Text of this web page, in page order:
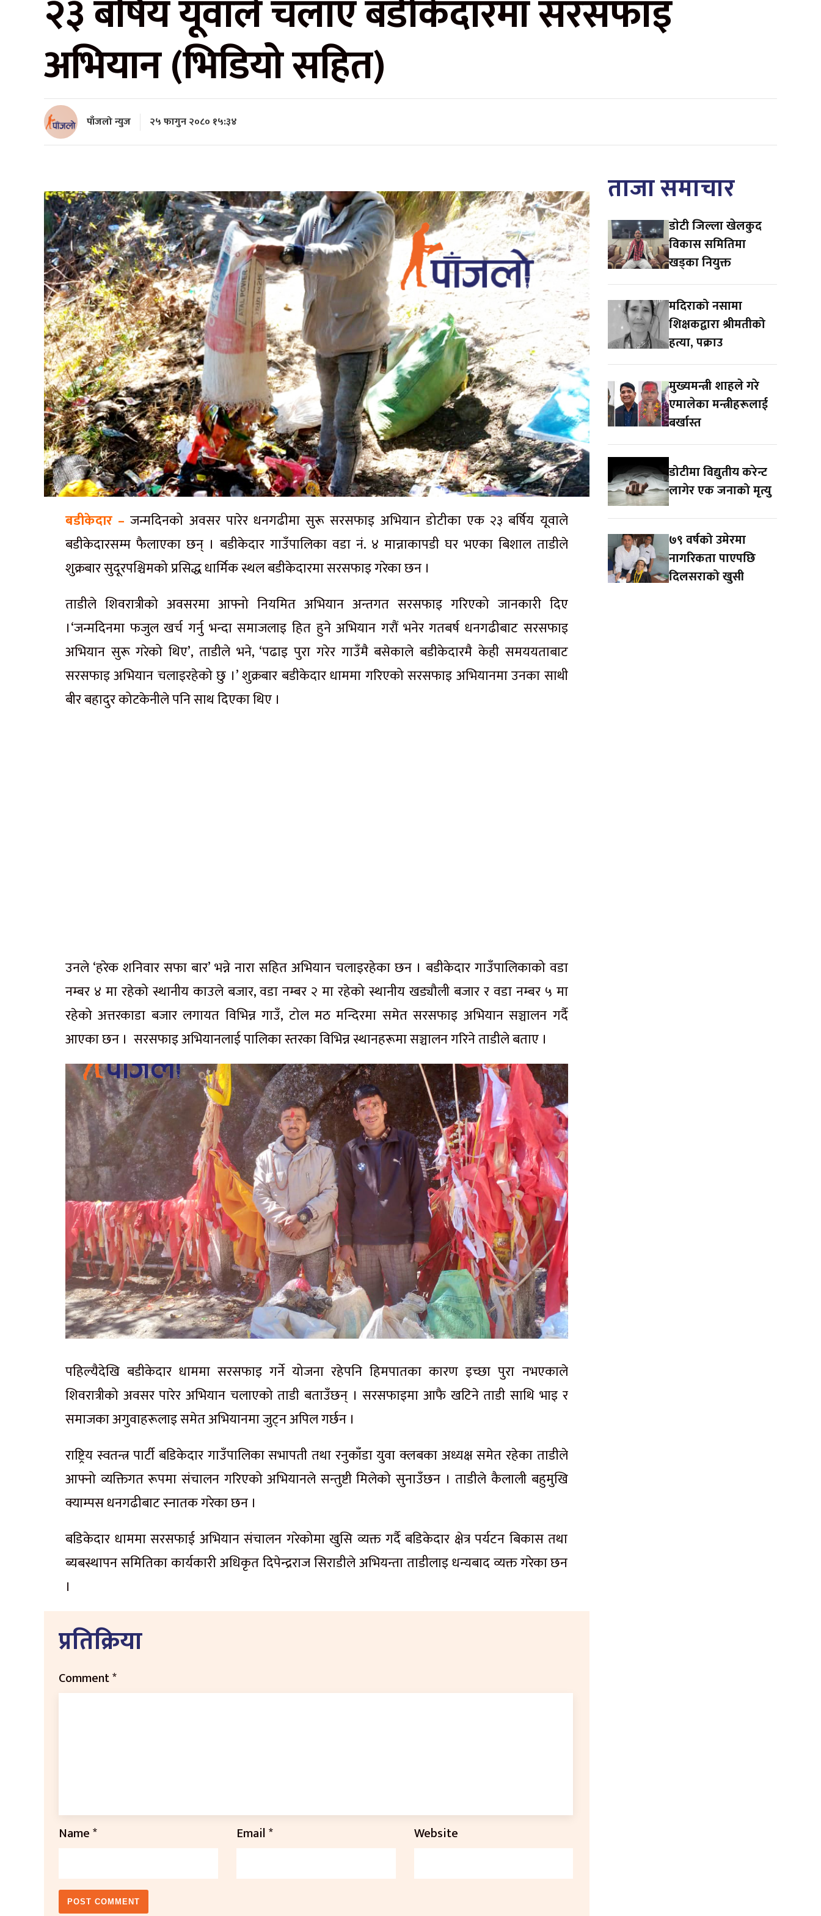
२३ बर्षिय यूवाले चलाए बडीकेदारमा सरसफाइ
अभियान (भिडियो सहित)
पाँजलो न्युज २५ फागुन २०८० १५:३४
बडीकेदार –जन्मदिनको अवसर पारेर धनगढीमा सुरू सरसफाइ अभियान डोटीका एक २३ बर्षिय यूवाले
बडीकेदारसम्म फैलाएका छन् । बडीकेदार गाउँपालिका वडा नं. ४ मान्नाकापडी घर भएका बिशाल ताडीले
शुक्रबार सुदूरपश्चिमको प्रसिद्ध धार्मिक स्थल बडीकेदारमा सरसफाइ गरेका छन ।
ताडीले शिवरात्रीको अवसरमा आफ्नो नियमित अभियान अन्तगत सरसफाइ गरिएको जानकारी दिए
।‘जन्मदिनमा फजुल खर्च गर्नु भन्दा समाजलाइ हित हुने अभियान गरौं भनेर गतबर्ष धनगढीबाट सरसफाइ
अभियान सुरू गरेको थिए’, ताडीले भने, ‘पढाइ पुरा गरेर गाउँमै बसेकाले बडीकेदारमै केही समययताबाट
सरसफाइ अभियान चलाइरहेको छु ।’ शुक्रबार बडीकेदार धाममा गरिएको सरसफाइ अभियानमा उनका साथी
बीर बहादुर कोटकेनीले पनि साथ दिएका थिए ।
उनले ‘हरेक शनिवार सफा बार’ भन्ने नारा सहित अभियान चलाइरहेका छन । बडीकेदार गाउँपालिकाको वडा
नम्बर ४ मा रहेको स्थानीय काउले बजार, वडा नम्बर २ मा रहेको स्थानीय खड्यौली बजार र वडा नम्बर ५ मा
रहेको अत्तरकाडा बजार लगायत विभिन्न गाउँ, टोल मठ मन्दिरमा समेत सरसफाइ अभियान सञ्चालन गर्दै
आएका छन । सरसफाइ अभियानलाई पालिका स्तरका विभिन्न स्थानहरूमा सञ्चालन गरिने ताडीले बताए ।
पहिल्यैदेखि बडीकेदार धाममा सरसफाइ गर्ने योजना रहेपनि हिमपातका कारण इच्छा पुरा नभएकाले
शिवरात्रीको अवसर पारेर अभियान चलाएको ताडी बताउँछन् । सरसफाइमा आफै खटिने ताडी साथि भाइ र
समाजका अगुवाहरूलाइ समेत अभियानमा जुट्न अपिल गर्छन ।
राष्ट्रिय स्वतन्त्र पार्टी बडिकेदार गाउँपालिका सभापती तथा रनुकाँडा युवा क्लबका अध्यक्ष समेत रहेका ताडीले
आफ्नो व्यक्तिगत रूपमा संचालन गरिएको अभियानले सन्तुष्टी मिलेको सुनाउँछन । ताडीले कैलाली बहुमुखि
क्याम्पस धनगढीबाट स्नातक गरेका छन ।
बडिकेदार धाममा सरसफाई अभियान संचालन गरेकोमा खुसि व्यक्त गर्दै बडिकेदार क्षेत्र पर्यटन बिकास तथा
ब्यबस्थापन समितिका कार्यकारी अधिकृत दिपेन्द्रराज सिराडीले अभियन्ता ताडीलाइ धन्यबाद व्यक्त गरेका छन
।
प्रतिक्रिया
Comment*
Name* Email* Website
ताजा समाचार
डाेटी जिल्ला खेलकुद
विकास समितिमा
खड्का नियुक्त
मदिराको नसामा
शिक्षकद्वारा श्रीमतीको
हत्या, पक्राउ
मुख्यमन्त्री शाहले गरे
एमालेका मन्त्रीहरूलाई
बर्खास्त
डोटीमा विद्युतीय करेन्ट
लागेर एक जनाको मृत्यु
७९ वर्षको उमेरमा
नागरिकता पाएपछि
दिलसराको खुसी